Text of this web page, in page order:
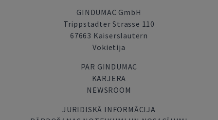
GINDUMAC GmbH
Trippstadter Strasse 110
67663 Kaiserslautern
Vokietija
PAR GINDUMAC
KARJERA
NEWSROOM
JURIDISKĀ INFORMĀCIJA